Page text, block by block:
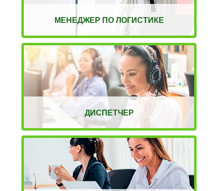
МЕНЕДЖЕР ПО ЛОГИСТИКЕ
ДИСПЕТЧЕР